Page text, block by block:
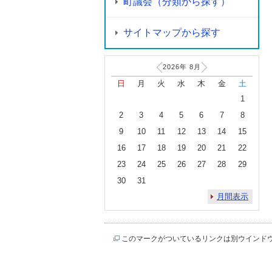
サイトマップから探す
2026年 8 月
日 月 火 水 木 金
土
1
2
3 4 5 6 7
8
9
10 11 12 13 14
15
16
17 18 19 20 21
22
23
24 25 26 27 28
29
30
31
月間表示
このマークがついているリンクは別ウインド